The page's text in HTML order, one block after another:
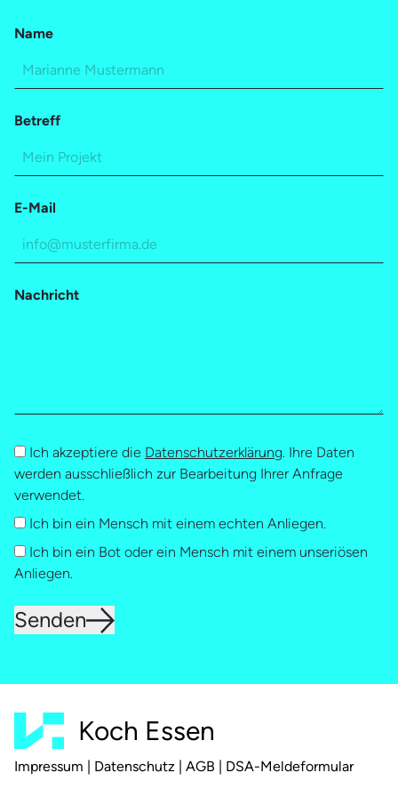
Name
Betreff
E-Mail
Nachricht
Ich akzeptiere die Datenschutzerklärung. Ihre Daten
werden ausschließlich zur Bearbeitung Ihrer Anfrage
verwendet.
Ich bin ein Mensch mit einem echten Anliegen.
Ich bin ein Bot oder ein Mensch mit einem unseriösen
Anliegen.
Senden
Koch Essen
Impressum | Datenschutz | AGB | DSA-Meldeformular